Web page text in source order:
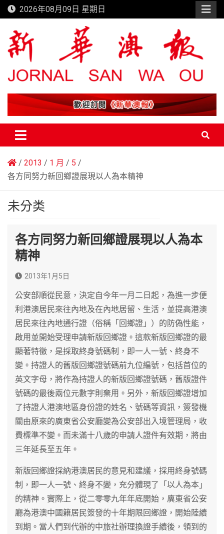
Skip
to
content
2026年08月09日 星期日
新華澳報
2013 1 月
5
各方同努力新回鄉證展現以人為本精神
未分类
各方同努力新回鄉證展現以人為本
精神
2013年1月5日
公安部順從民意，決定自今年一月二日起，為進一步便
利港澳居民來往內地及在內地居留、生活，並提高港澳
居民來往內地通行證（俗稱「回鄉證」）的防偽性能，
啟用並開始受理申請新版回鄉證。這款新版回鄉證的最
顯著特徵，是採取終身號碼制，即一人一號、終身不
變。持證人的舊版回鄉證號碼前九位編號，包括首位的
英文字母，將作為持證人的新版回鄉證號碼，舊版證件
號碼的最後兩位元數字則棄用。另外，新版回鄉證增加
了持證人港澳地區身份證的姓名、號碼等資訊，簽發機
關由原來的廣東省公安廳變為公安部出入境管理局，收
費標準不變。而未滿十八歲的申請人證件有效期，將由
三年延長至五年。
新版回鄉證採納港澳居民的意見和建議，採用終身號碼
制，即一人一號、終身不變，充分體現了「以人為本」
的精神。實際上，從二零零九年年底開始，廙東省公安
廳為港澳中國籍居民簽發的十年期限回鄉證，開始陸續
到期。當人們到代辦的中旅社辦理換證手續後，領到的